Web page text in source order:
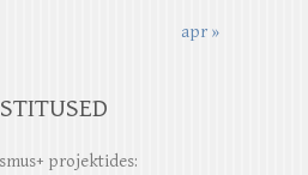
apr »
projektides: